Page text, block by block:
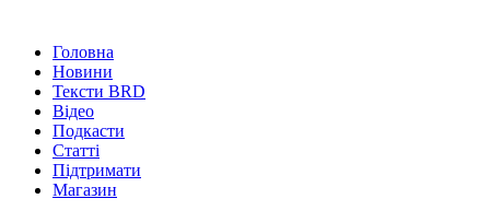
Головна
Новини
Тексти BRD
Відео
Подкасти
Статті
Підтримати
Магазин